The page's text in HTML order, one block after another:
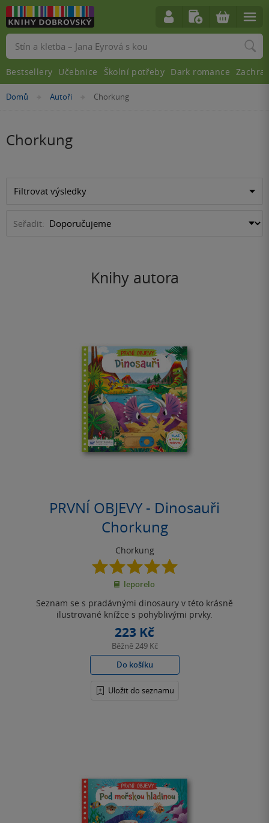
Nacházíte
Domů »Autoři »
Chorkung
Chorkung
Filtrovat výsledky
Seřadit:
Knihy autora
PRVNÍ OBJEVY - Dinosauři
Chorkung
Chorkung
5.0
z
5
leporelo
Seznam se s pradávnými dinosaury v této krásně
ilustrované knížce s pohyblivými prvky.
223 Kč
Běžně249 Kč
Do košíku
Uložit do seznamu
Vyhledávání
Bestsellery Učebnice Školní potřeby Dark romance